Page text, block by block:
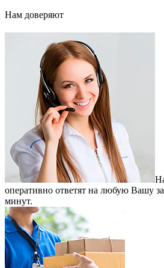
Нам доверяют
оперативно ответят на любую Вашу
минут.